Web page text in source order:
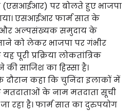
(एसआईआर) पर बोलते हुए भाजपा
एसआईआर फार्म सात के
और अल्पसंख्यक समुदाय के
को लेकर भाजपा पर गंभीर
पूरी प्रक्रिया लोकतांत्रिक
साजिश का हिस्सा है।
के दौरान कहा कि चुनिंदा इलाकों में
के नाम मतदाता सूची
रहा है। फार्म सात का दुरुपयोग